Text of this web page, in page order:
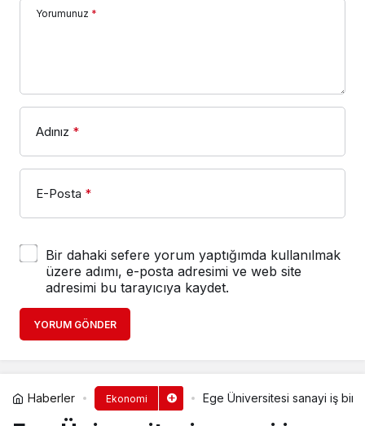
Yorumunuz *
Adınız *
E-Posta *
Bir dahaki sefere yorum yaptığımda kullanılmak
üzere adımı, e-posta adresimi ve web site
adresimi bu tarayıcıya kaydet.
YORUM GÖNDER
Haberler Ekonomi Ege Üniversitesi sanayi iş